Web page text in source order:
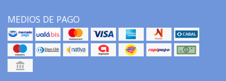
MEDIOS DE PAGO